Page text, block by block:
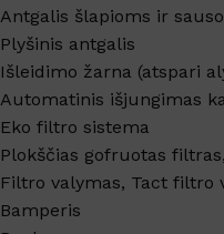
Kilimų valymas
Dėmių valikliai
Antgalis šlapioms ir
Plyšinis antgalis
Išleidimo žarna (atspari
Automatinis išjungimas
Eko filtro sistema
Plokščias gofruotas
Filtro valymas, Tact filtro
Bamperis